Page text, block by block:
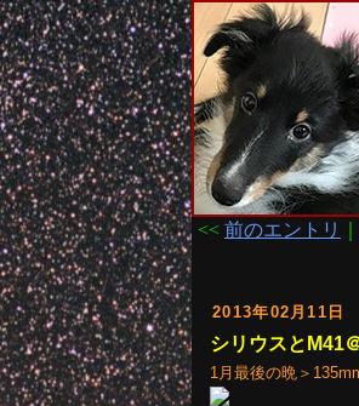
<< 前のエントリ
2013年02月11日
シリウスとM41
1月最後の晩＞